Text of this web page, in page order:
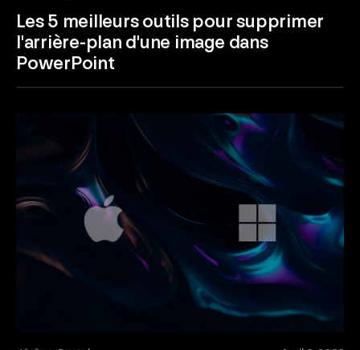
Les 5 meilleurs outils pour supprimer
l'arrière-plan d'une image dans
PowerPoint